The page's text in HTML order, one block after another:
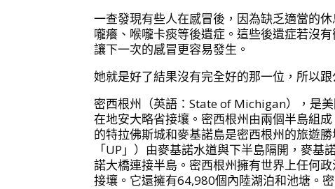
一查發現有些人在感冒後，因為缺乏適當的
嚨癢、喉嚨卡痰等後遺症。這些後遺症若沒
讓下一次的感冒更容易發生。
她就是好了結果沒有完全好的那一位，所以
密西根州（英語：State of Michigan），是
在地安大略省接壤。密西根州由兩個半島組
的特拉佛斯城和麥基諾島是密西根州的旅遊
「UP」）由麥基諾水道與下半島隔開，麥
諾大橋連接半島。密西根州擁有世界上任何
接壤。它還擁有64,980個內陸湖泊和池塘。